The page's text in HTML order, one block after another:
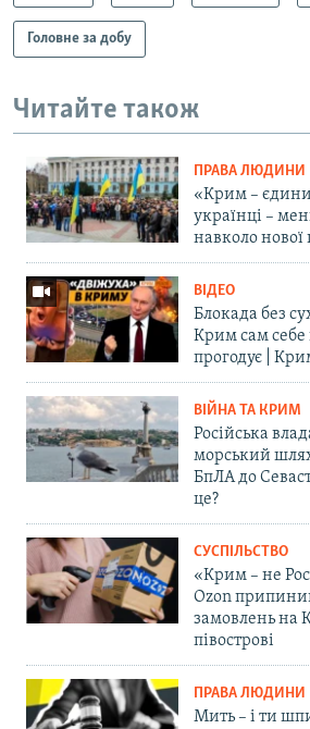
Головне за добу
Читайте також
ПРАВА ЛЮДИНИ
«Крим –
українці –
навколо нової
ВІДЕО
Блокада без
Крим сам себе
прогодує |
ВІЙНА ТА КРИМ
Російська
морський
БпЛА до
це?
СУСПІЛЬСТВО
«Крим – не
Ozon
замовлень на
півострові
ПРАВА ЛЮДИНИ
Мить – і ти